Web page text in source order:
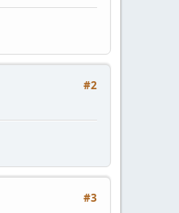
#2
#3